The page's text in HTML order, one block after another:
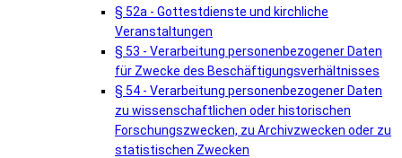
§ 52a - Gottestdienste und kirchliche
Veranstaltungen
§ 53 - Verarbeitung personenbezogener Daten
für Zwecke des Beschäftigungsverhältnisses
§ 54 - Verarbeitung personenbezogener Daten
zu wissenschaftlichen oder historischen
Forschungszwecken, zu Archivzwecken oder zu
statistischen Zwecken